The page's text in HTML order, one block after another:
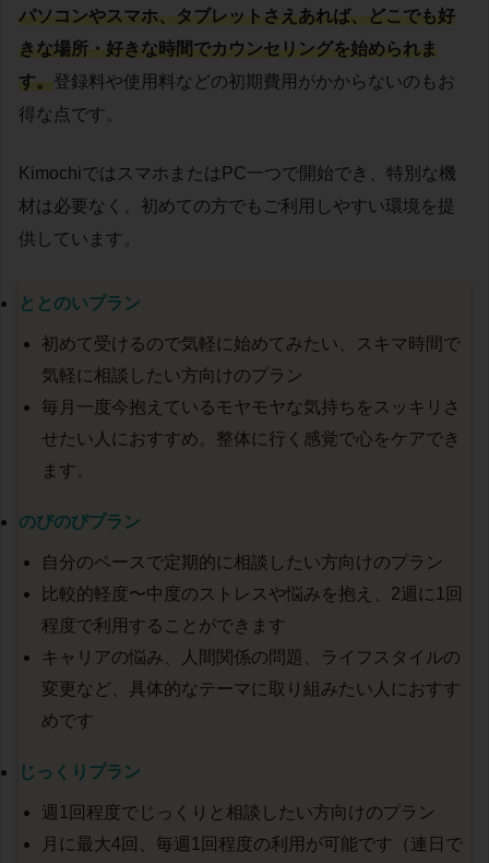
パソコンやスマホ、タブレットさえあれば、どこでも好
きな場所・好きな時間でカウンセリングを始められま
す。 登録料や使用料などの初期費用がかからないのもお
得な点です。
KimochiではスマホまたはPC一つで開始でき、特別な機
材は必要なく、初めての方でもご利用しやすい環境を提
供しています。
ととのいプラン
初めて受けるので気軽に始めてみたい、スキマ時間で
気軽に相談したい方向けのプラン
毎月一度今抱えているモヤモヤな気持ちをスッキリさ
せたい人におすすめ。整体に行く感覚で心をケアでき
ます。
のびのびプラン
自分のペースで定期的に相談したい方向けのプラン
比較的軽度〜中度のストレスや悩みを抱え、2週に1回
程度で利用することができます
キャリアの悩み、人間関係の問題、ライフスタイルの
変更など、具体的なテーマに取り組みたい人におすす
めです
じっくりプラン
週1回程度でじっくりと相談したい方向けのプラン
月に最大4回、毎週1回程度の利用が可能です（連日で